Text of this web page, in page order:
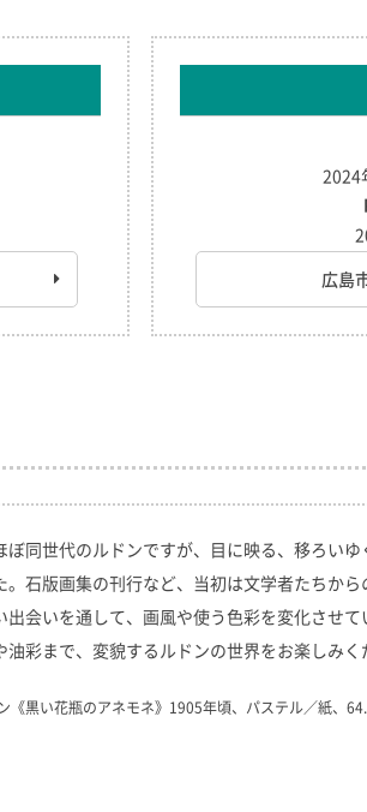
2024
広島
ぼ同世代のルドンですが、目に映る、移ろい
石版画集の刊行など、当初は文学者たちか
出会いを通して、画風や使う色彩を変化させ
彩まで、変貌するルドンの世界をお楽しみく
《黒い花瓶のアネモネ》1905年頃、パステル／紙